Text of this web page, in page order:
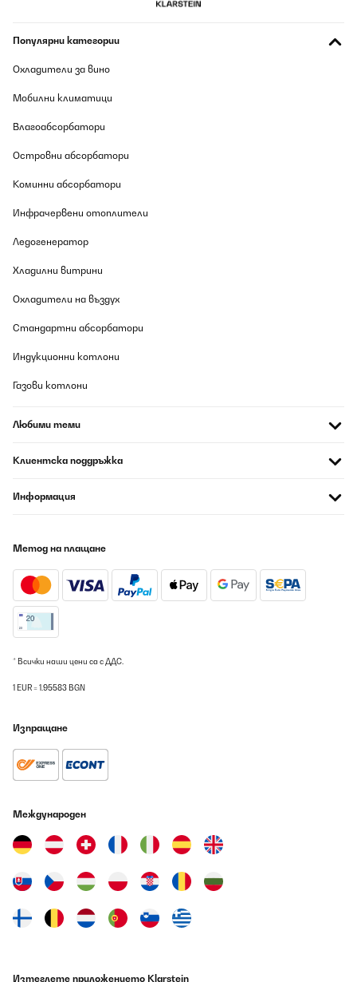
Популярни категории
Охладители за вино
Мобилни климатици
Влагоабсорбатори
Островни абсорбатори
Коминни абсорбатори
Инфрачервени отоплители
Ледогенератор
Хладилни витрини
Охладители на въздух
Стандартни абсорбатори
Индукционни котлони
Газови котлони
Любими теми
Клиентска поддръжка
Информация
Метод на плащане
* Всички наши цени са с ДДС.
1 EUR = 1.95583 BGN
Изпращане
Международен
Изтеглете приложението Klarstein